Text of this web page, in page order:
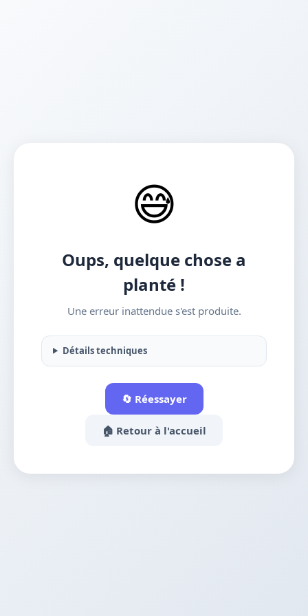
😅
Oups, quelque chose a
planté !
Une erreur inattendue s'est produite.
Détails techniques
🔄 Réessayer
🏠 Retour à l'accueil